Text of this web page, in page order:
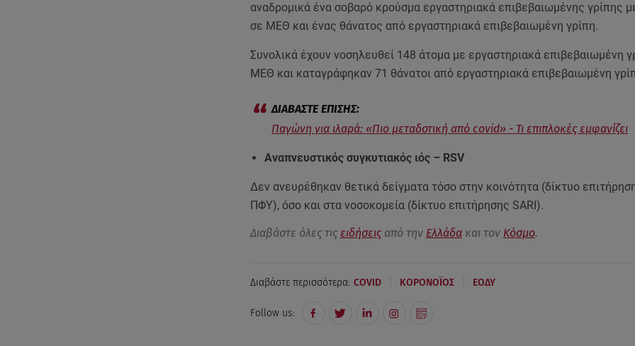
αναδρομικά ένα σοβαρό κρούσμα εργαστηριακά επιβεβαιωμένης γρίπης
σε ΜΕΘ και ένας θάνατος από εργαστηριακά επιβεβαιωμένη γρίπη.
Συνολικά έχουν νοσηλευθεί 148 άτομα με εργαστηριακά επιβεβαιωμένη
ΜΕΘ και καταγράφηκαν 71 θάνατοι από εργαστηριακά επιβεβαιωμένη
Παγώνη για ιλαρά: «Πιο μεταδοτική από covid» - Τι επιπλοκές εμφανίζει
Αναπνευστικός συγκυτιακός ιός – RSV
Δεν ανευρέθηκαν θετικά δείγματα τόσο στην κοινότητα (δίκτυο
ΠΦΥ), όσο και στα νοσοκομεία (δίκτυο επιτήρησης SARI).
Διαβάστε όλες τις ειδήσειςαπό την Ελλάδακαι τον Κόσμο.
Διαβάστε περισσότερα: COVID ΚΟΡΟΝΟΪΟΣ ΕΟΔΥ
Follow us: